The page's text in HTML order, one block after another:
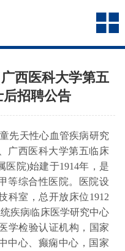
西医科大学第五
后招聘公告
先天性心血管疾病研究
广西医科大学第五临床
医院)始建于1914年，是
等综合性医院。医院设
科室，总开放床位1912
疾病临床医学研究中心
学检验认证机构，国家
中心、癫痫中心，国家